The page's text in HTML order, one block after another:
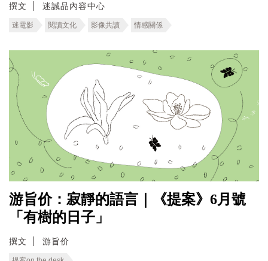
撰文 迷誠品內容中心
迷電影 閱讀文化 影像共讀 情感關係
游旨价：寂靜的語言｜《提案》6月號
「有樹的日子」
撰文 游旨价